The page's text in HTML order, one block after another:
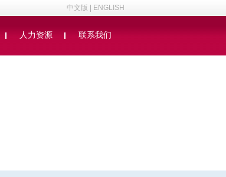
中文版 ENGLISH
人力资源 联系我们